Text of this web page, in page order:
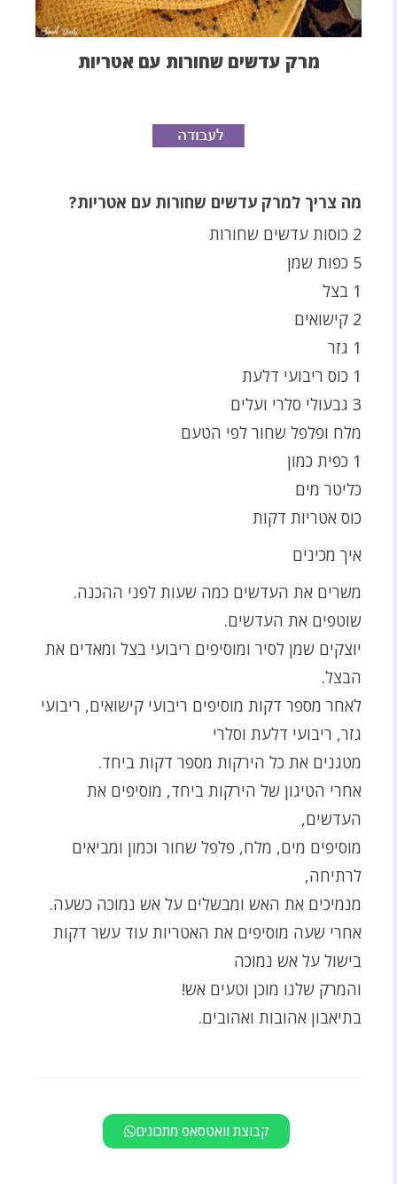
מרק עדשים שחורות עם אטריות
מה צריך למרק עדשים שחורות עם אטריות?
2 כוסות עדשים שחורות
5 כפות שמן
1 בצל
2 קישואים
1 גזר
1 כוס ריבועי דלעת
3 גבעולי סלרי ועלים
מלח ופלפל שחור לפי הטעם
1 כפית כמון
כליטר מים
כוס אטריות דקות
איך מכינים
משרים את העדשים כמה שעות לפני ההכנה.
שוטפים את העדשים.
יוצקים שמן לסיר ומוסיפים ריבועי בצל ומאדים את
הבצל.
לאחר מספר דקות מוסיפים ריבועי קישואים, ריבועי
גזר, ריבועי דלעת וסלרי
מטגנים את כל הירקות מספר דקות ביחד.
אחרי הטיגון של הירקות ביחד, מוסיפים את
העדשים,
מוסיפים מים, מלח, פלפל שחור וכמון ומביאים
לרתיחה,
מנמיכים את האש ומבשלים על אש נמוכה כשעה.
אחרי שעה מוסיפים את האטריות עוד עשר דקות
בישול על אש נמוכה
והמרק שלנו מוכן וטעים אש!
בתיאבון אהובות ואהובים.
קבוצת וואטסאפ מתכונים